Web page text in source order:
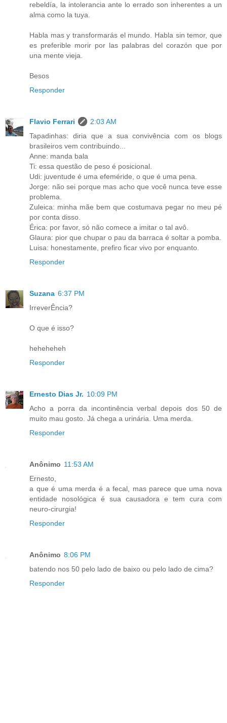
rebeldía, la intolerancia ante lo errado son inherentes a un
alma como la tuya.
Habla mas y transformarás el mundo. Habla sin temor, que
es preferible morir por las palabras del corazón que por
una mente vieja.
Besos
Responder
Flavio Ferrari
2:03 AM
Tapadinhas: diria que a sua convivência com os blogs
brasileiros vem contribuindo...
Anne: manda bala
Ti: essa questão de peso é posicional.
Udi: juventude é uma efeméride, o que é uma pena.
Jorge: não sei porque mas acho que você nunca teve esse
problema.
Zuleica: minha mãe bem que costumava pegar no meu pé
por conta disso.
Érica: por favor, só não comece a imitar o tal avô.
Glaura: pior que chupar o pau da barraca é soltar a pomba.
Luisa: honestamente, prefiro ficar vivo por enquanto.
Responder
Suzana 6:37 PM
IrreverÊncia?
O que é isso?
heheheheh
Responder
Ernesto Dias Jr. 10:09 PM
Acho a porra da incontinência verbal depois dos 50 de
muito mau gosto. Já chega a urinária. Uma merda.
Responder
Anônimo 11:53 AM
Ernesto,
a que é uma merda é a fecal, mas parece que uma nova
entidade nosológica é sua causadora e tem cura com
neuro-cirurgia!
Responder
Anônimo 8:06 PM
batendo nos 50 pelo lado de baixo ou pelo lado de cima?
Responder